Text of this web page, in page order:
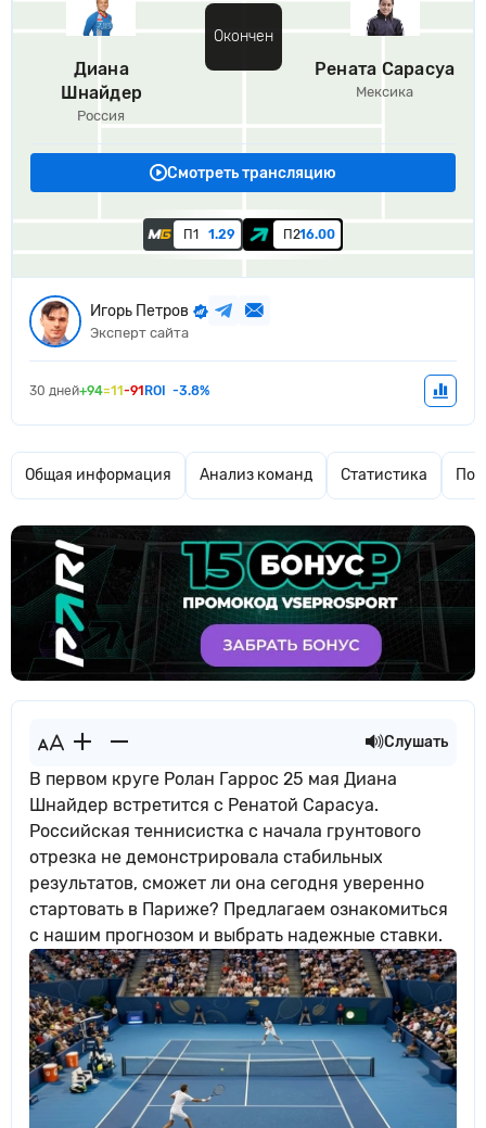
Диана
Шнайдер
Россия
Окончен
Рената Сарасуа
Мексика
Смотреть трансляцию
П1 1.29 П216.00
Игорь Петров
Эксперт сайта
30 дней+94=11 -91 ROI -3.8%
Общая информация Анализ команд Статистика
Слушать
В первом круге Ролан Гаррос 25 мая Диана
Шнайдер встретится с Ренатой Сарасуа.
Российская теннисистка с начала грунтового
отрезка не демонстрировала стабильных
результатов, сможет ли она сегодня уверенно
стартовать в Париже? Предлагаем ознакомиться
с нашим прогнозом и выбрать надежные ставки.